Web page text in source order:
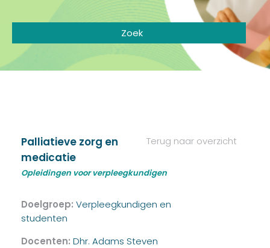
Terug naar overzicht
Palliatieve zorg en
medicatie
Opleidingen voor verpleegkundigen
Doelgroep: Verpleegkundigen en
studenten
Docenten: Dhr. Adams Steven